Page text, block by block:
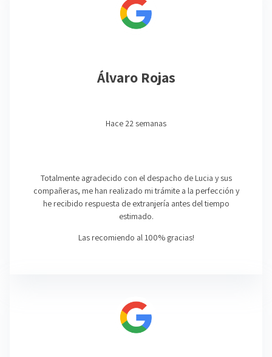
Álvaro Rojas
Hace 22 semanas
Totalmente agradecido con el despacho de Lucia y sus
compañeras, me han realizado mi trámite a la perfección y
he recibido respuesta de extranjería antes del tiempo
estimado.
Las recomiendo al 100% gracias!